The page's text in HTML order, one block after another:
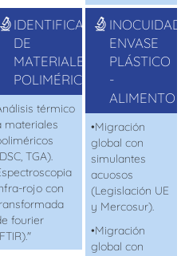
IDENTIFICACIÓN
DE
MATERIALES
POLIMÉRICOS
térmico
materiales
TGA).
rojo con
fourier
INOCUIDAD
ENVASE
PLÁSTICO
-
ALIMENTO
•Migración
global con
simulantes
acuosos
(Legislación UE
y Mercosur).
•Migración
global con